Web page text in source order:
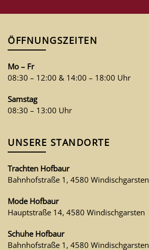
ÖFFNUNGSZEITEN
Mo – Fr
08:30 – 12:00 & 14:00 – 18:00 Uhr
Samstag
08:30 – 13:00 Uhr
UNSERE STANDORTE
Trachten Hofbaur
Bahnhofstraße 1, 4580 Windischgarsten
Mode Hofbaur
Hauptstraße 14, 4580 Windischgarsten
Schuhe Hofbaur
Bahnhofstraße 1, 4580 Windischgarsten